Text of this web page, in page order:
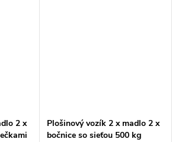
2 x
Plošinový vozík 2 x madlo 2 x
bočnice so sieťou 500 kg